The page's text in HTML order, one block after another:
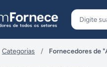
Categorias / Fornecedores de